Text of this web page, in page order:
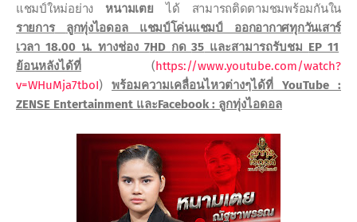
แชมป์ใหม่อย่าง หนามเตย ได้ สามารถติดตามชมพร้อมกันใน
รายการ
ลูกทุ่งไอดอล แชมป์โค่นแชมป์ ออกอากาศทุกวันเสาร์
เวลา 18.00 น. ทางช่อง 7HD กด35 และสามารถรับชม EP 11
ย้อนหลังได้ที่
(https://www.youtube.com/watch?
v=WHuMja7tboI) พร้อมความเคลื่อนไหวต่างๆได้ที่ YouTube :
ZENSE Entertainment และFacebook : ลูกทุ่งไอดอล